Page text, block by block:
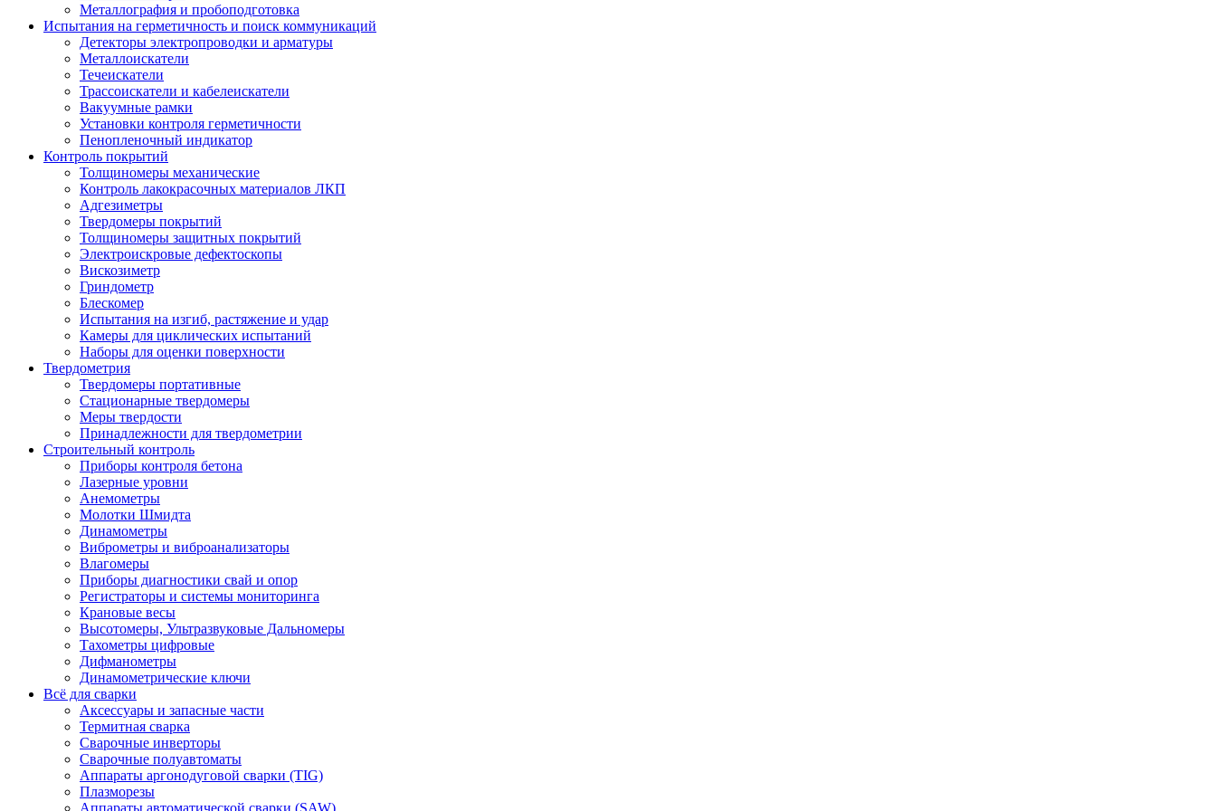
Металлография и пробоподготовка
Испытания на герметичность и поиск коммуникаций
Детекторы электропроводки и арматуры
Металлоискатели
Течеискатели
Трассоискатели и кабелеискатели
Вакуумные рамки
Установки контроля герметичности
Пенопленочный индикатор
Контроль покрытий
Толщиномеры механические
Контроль лакокрасочных материалов ЛКП
Адгезиметры
Твердомеры покрытий
Толщиномеры защитных покрытий
Электроискровые дефектоскопы
Вискозиметр
Гриндометр
Блескомер
Испытания на изгиб, растяжение и удар
Камеры для циклических испытаний
Наборы для оценки поверхности
Твердометрия
Твердомеры портативные
Стационарные твердомеры
Меры твердости
Принадлежности для твердометрии
Строительный контроль
Приборы контроля бетона
Лазерные уровни
Анемометры
Молотки Шмидта
Динамометры
Виброметры и виброанализаторы
Влагомеры
Приборы диагностики свай и опор
Регистраторы и системы мониторинга
Крановые весы
Высотомеры, Ультразвуковые Дальномеры
Тахометры цифровые
Дифманометры
Динамометрические ключи
Всё для сварки
Аксессуары и запасные части
Термитная сварка
Сварочные инверторы
Сварочные полуавтоматы
Аппараты аргонодуговой сварки (TIG)
Плазморезы
Аппараты автоматической сварки (SAW)